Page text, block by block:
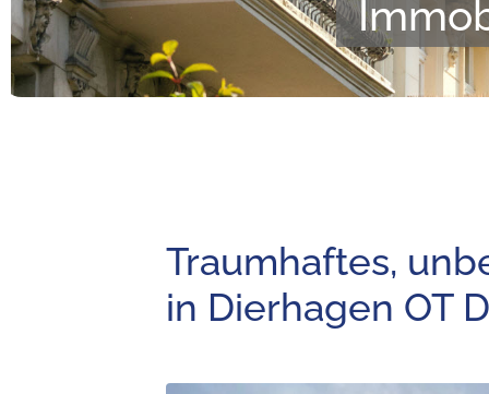
Traumhaftes,
in Dierhagen OT